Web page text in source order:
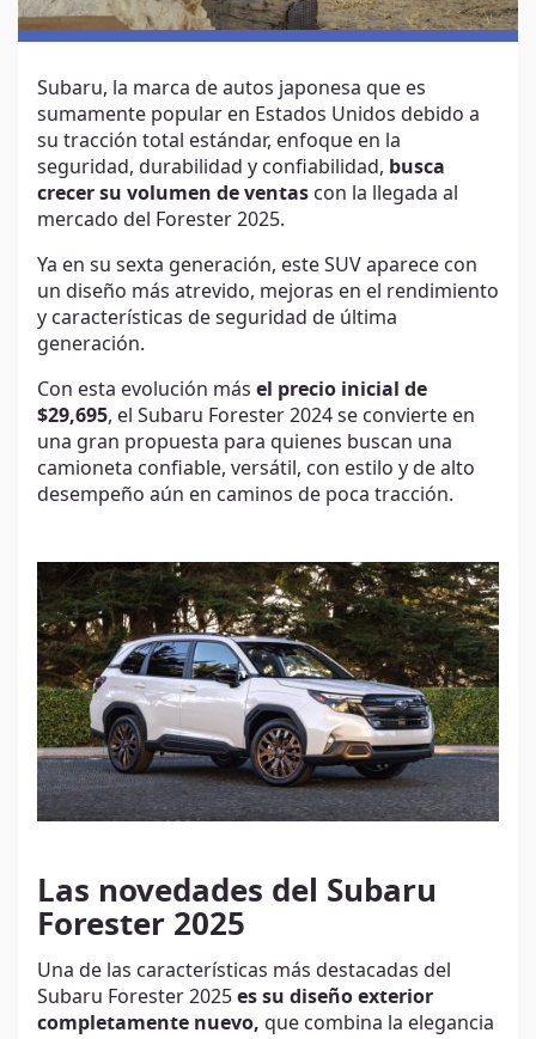
Subaru, la marca de autos japonesa que es
sumamente popular en Estados Unidos debido a
su tracción total estándar, enfoque en la
seguridad, durabilidad y confiabilidad, busca
crecer su volumen de ventas con la llegada al
mercado del Forester 2025.
Ya en su sexta generación, este SUV aparece con
un diseño más atrevido, mejoras en el rendimiento
y características de seguridad de última
generación.
Con esta evolución más el precio inicial de
$29,695, el Subaru Forester 2024 se convierte en
una gran propuesta para quienes buscan una
camioneta confiable, versátil, con estilo y de alto
desempeño aún en caminos de poca tracción.
Las novedades del Subaru
Forester 2025
Una de las características más destacadas del
Subaru Forester 2025 es su diseño exterior
completamente nuevo, que combina la elegancia